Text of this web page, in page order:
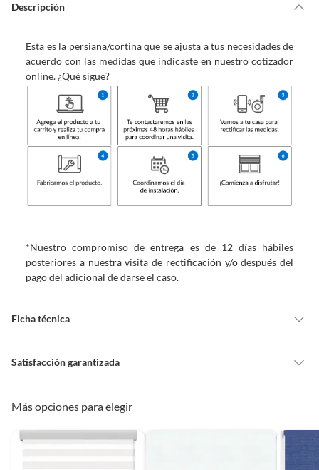
Descripción
Esta es la persiana/cortina que se ajusta a tus necesidades de
acuerdo con las medidas que indicaste en nuestro cotizador
online. ¿Qué sigue?
*Nuestro compromiso de entrega es de 12 días hábiles
posteriores a nuestra visita de rectificación y/o después del
pago del adicional de darse el caso.
Ficha técnica
Marca
Nivel de opacidad
Satisfacción garantizada
Satisfacción garantizada. Esto significa que, si no te gustó el producto
que adquiriste o te diste cuenta de que necesitas otro tipo de producto
para tus proyectos, puedes solicitar la devolución de tu dinero o el
Más opciones para elegir